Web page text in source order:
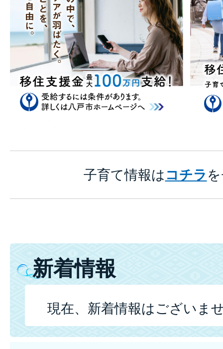
子育て情報は コチラ
新着情報
現在、新着情報はございま